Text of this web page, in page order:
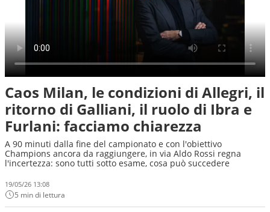
Caos Milan, le condizioni di Allegri, il
ritorno di Galliani, il ruolo di Ibra e
Furlani: facciamo chiarezza
A 90 minuti dalla fine del campionato e con l'obiettivo
Champions ancora da raggiungere, in via Aldo Rossi regna
l'incertezza: sono tutti sotto esame, cosa può succedere
19/05/26 13:08
5 min di lettura